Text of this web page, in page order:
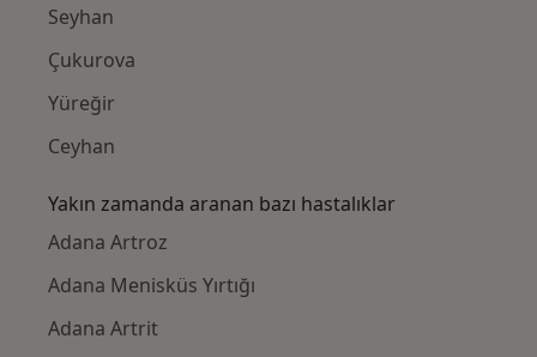
Seyhan
Çukurova
Yüreğir
Ceyhan
Yakın zamanda aranan bazı hastalıklar
Adana Artroz
Adana Menisküs Yırtığı
Adana Artrit